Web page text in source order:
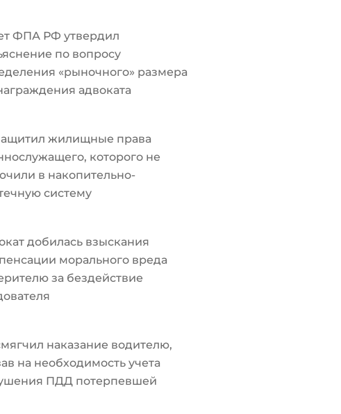
ФПА РФ утвердил
по вопросу
«рыночного» размера
адвоката
жилищные права
которого не
в накопительно-
систему
добилась взыскания
морального вреда
за бездействие
наказание водителю,
на необходимость учета
ПДД потерпевшей